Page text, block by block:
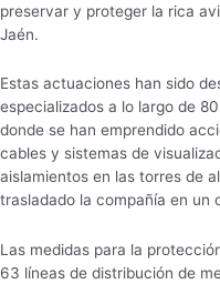
preservar y proteger la rica
Jaén.
Estas actuaciones han sido
especializados a lo largo de
donde se han emprendido
cables y sistemas de
aislamientos en las torres de
trasladado la compañía en un
Las medidas para la
63 líneas de distribución de